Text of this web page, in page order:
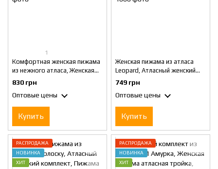
1
Комфортная женская пижама
из нежного атласа, Женская
атласна прижама с принтом
сердечки,M
830 грн
Оптовые цены
Купить
Женская пижама из атласа
Leopard, Атласный женский
комплект, Пижама атласная с
брюками M
749 грн
Оптовые цены
Купить
РАСПРОДАЖА
НОВИНКА
ХИТ
РАСПРОДАЖА
НОВИНКА
ХИТ